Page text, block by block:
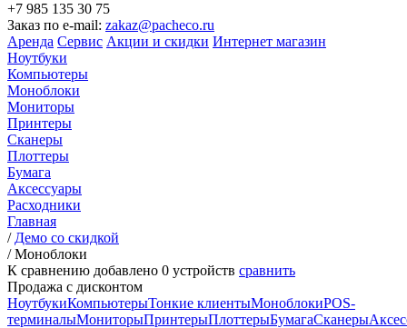
+7 985 135 30 75
Заказ по e-mail: zakaz@pacheco.ru
Аренда Сервис Акции и скидки Интернет магазин
Ноутбуки
Компьютеры
Моноблоки
Мониторы
Принтеры
Сканеры
Плоттеры
Бумага
Аксессуары
Расходники
Главная
/ Демо со скидкой
/Моноблоки
К сравнению добавлено 0 устройств сравнить
Продажа с дисконтом
НоутбукиКомпьютерыТонкие клиентыМоноблокиPOS-
терминалыМониторыПринтерыПлоттерыБумагаСканеры